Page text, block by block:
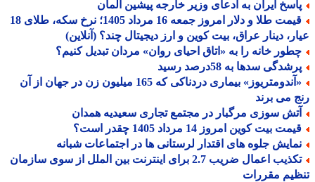
ایران به ادعای وزیر خارجه پیشین آلمان
قیمت طلا و دلار امروز جمعه 16 مرداد 1405؛ نرخ سکه، طلای 18
دینار عراق، بیت کوین و ارز دیجیتال چند؟ (آنلاین)
خانه را به «اتاق احیای روان» مردان تبدیل کنیم؟
سدها به 58درصد رسید
«آندومتریوز» بیماری دردناکی که 165 میلیون زن در جهان از آن
می برند
سوزی مرگبار در مجتمع تجاری سعیدیه همدان
بیت کوین امروز 14 مرداد 1405 چقدر است؟
جلوه های اقتدار لرستانی ها در اجتماعات شبانه
تکذیب اعمال ضریب 2.7 برای اینترنت بین الملل از سوی سازمان
مقررات